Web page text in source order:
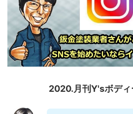
2020.月刊Y'sボディ